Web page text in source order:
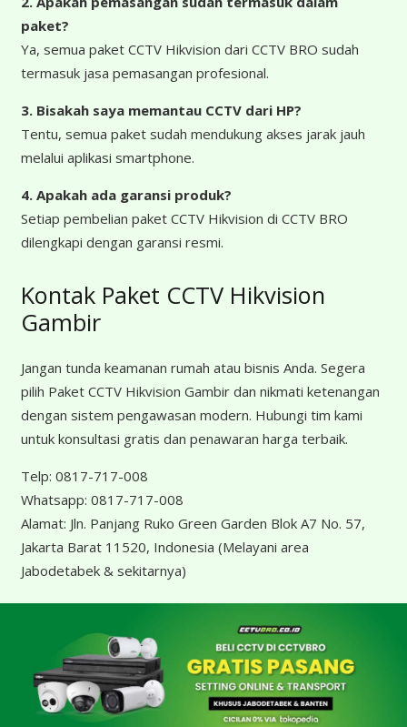
paket?
Ya, semua paket CCTV Hikvision dari CCTV BRO sudah
termasuk jasa pemasangan profesional.
3. Bisakah saya memantau CCTV dari HP?
Tentu, semua paket sudah mendukung akses jarak jauh
melalui aplikasi smartphone.
4. Apakah ada garansi produk?
Setiap pembelian paket CCTV Hikvision di CCTV BRO
dilengkapi dengan garansi resmi.
Kontak Paket CCTV Hikvision
Gambir
Jangan tunda keamanan rumah atau bisnis Anda. Segera
pilih Paket CCTV Hikvision Gambir dan nikmati ketenangan
dengan sistem pengawasan modern. Hubungi tim kami
untuk konsultasi gratis dan penawaran harga terbaik.
Telp: 0817-717-008
Whatsapp: 0817-717-008
Alamat: Jln. Panjang Ruko Green Garden Blok A7 No. 57,
Jakarta Barat 11520, Indonesia (Melayani area
Jabodetabek & sekitarnya)